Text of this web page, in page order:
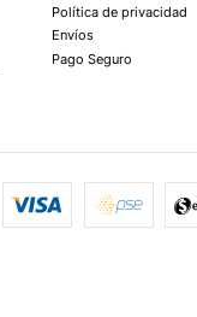
Política de privacidad
Envíos
Pago Seguro